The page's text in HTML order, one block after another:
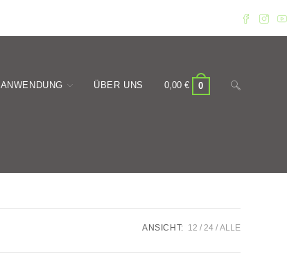
ANWENDUNG ÜBER UNS 0,00 € 0 Website-
ANSICHT: 12 24 ALLE